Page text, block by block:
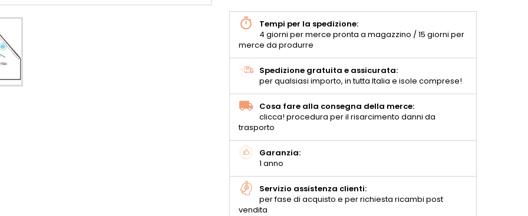
Tempi per la spedizione:
4 giorni per merce pronta a magazzino / 15 giorni per
merce da produrre
Spedizione gratuita e assicurata:
per qualsiasi importo, in tutta Italia e isole comprese!
Cosa fare alla consegna della merce:
clicca! procedura per il risarcimento danni da
trasporto
Garanzia:
1 anno
Servizio assistenza clienti:
per fase di acquisto e per richiesta ricambi post
vendita